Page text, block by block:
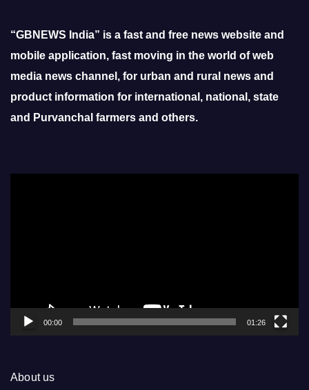
“GBNEWS India” is a fast and free news website and
mobile application, fast moving in the world of web
media news channel, for urban and rural news and
product information for international, national, state
and Purvanchal farmers and others.
00:00 01:26
About us